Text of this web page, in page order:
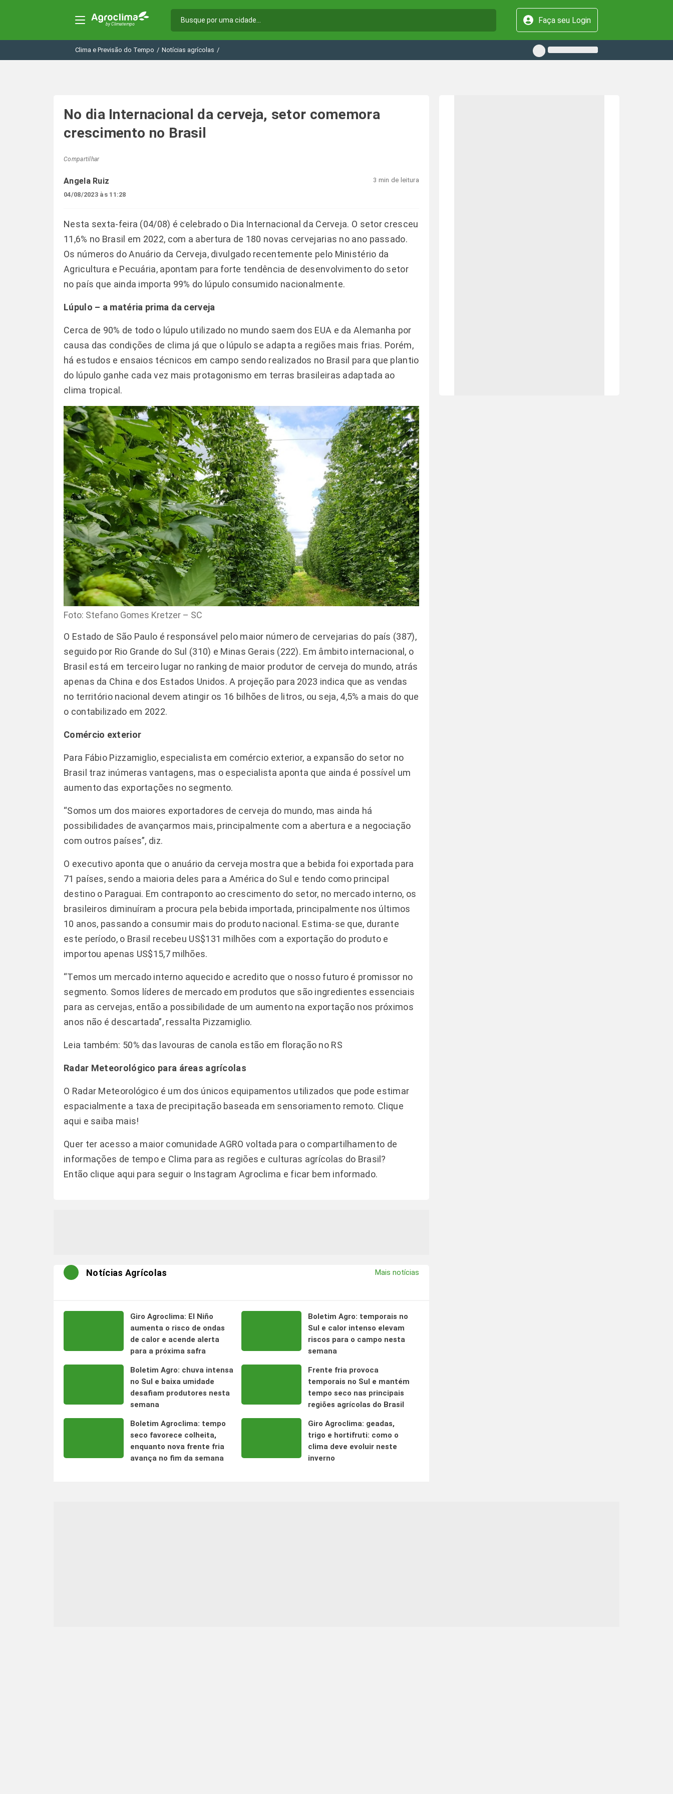
Faça seu Login
Clima e Previsão do Tempo / Notícias agrícolas /
No dia Internacional da cerveja, setor comemora
crescimento no Brasil
Compartilhar
Angela Ruiz
04/08/2023 às 11:28
3 min de leitura
Nesta sexta-feira (04/08) é celebrado o Dia Internacional da Cerveja. O setor cresceu
11,6% no Brasil em 2022, com a abertura de 180 novas cervejarias no ano passado.
Os números do Anuário da Cerveja, divulgado recentemente pelo Ministério da
Agricultura e Pecuária, apontam para forte tendência de desenvolvimento do setor
no país que ainda importa 99% do lúpulo consumido nacionalmente.
Lúpulo – a matéria prima da cerveja
Cerca de 90% de todo o lúpulo utilizado no mundo saem dos EUA e da Alemanha por
causa das condições de clima já que o lúpulo se adapta a regiões mais frias. Porém,
há estudos e ensaios técnicos em campo sendo realizados no Brasil para que plantio
do lúpulo ganhe cada vez mais protagonismo em terras brasileiras adaptada ao
clima tropical.
Foto: Stefano Gomes Kretzer – SC
O Estado de São Paulo é responsável pelo maior número de cervejarias do país (387),
seguido por Rio Grande do Sul (310) e Minas Gerais (222). Em âmbito internacional, o
Brasil está em terceiro lugar no ranking de maior produtor de cerveja do mundo, atrás
apenas da China e dos Estados Unidos. A projeção para 2023 indica que as vendas
no território nacional devem atingir os 16 bilhões de litros, ou seja, 4,5% a mais do que
o contabilizado em 2022.
Comércio exterior
Para Fábio Pizzamiglio, especialista em comércio exterior, a expansão do setor no
Brasil traz inúmeras vantagens, mas o especialista aponta que ainda é possível um
aumento das exportações no segmento.
“Somos um dos maiores exportadores de cerveja do mundo, mas ainda há
possibilidades de avançarmos mais, principalmente com a abertura e a negociação
com outros países”, diz.
O executivo aponta que o anuário da cerveja mostra que a bebida foi exportada para
71 países, sendo a maioria deles para a América do Sul e tendo como principal
destino o Paraguai. Em contraponto ao crescimento do setor, no mercado interno, os
brasileiros diminuíram a procura pela bebida importada, principalmente nos últimos
10 anos, passando a consumir mais do produto nacional. Estima-se que, durante
este período, o Brasil recebeu US$131 milhões com a exportação do produto e
importou apenas US$15,7 milhões.
“Temos um mercado interno aquecido e acredito que o nosso futuro é promissor no
segmento. Somos líderes de mercado em produtos que são ingredientes essenciais
para as cervejas, então a possibilidade de um aumento na exportação nos próximos
anos não é descartada”, ressalta Pizzamiglio.
Leia também: 50% das lavouras de canola estão em floração no RS
Radar Meteorológico para áreas agrícolas
O Radar Meteorológico é um dos únicos equipamentos utilizados que pode estimar
espacialmente a taxa de precipitação baseada em sensoriamento remoto. Clique
aqui e saiba mais!
Quer ter acesso a maior comunidade AGRO voltada para o compartilhamento de
informações de tempo e Clima para as regiões e culturas agrícolas do Brasil?
Então clique aqui para seguir o Instagram Agroclima e ficar bem informado.
Notícias Agrícolas Mais notícias
Giro Agroclima: El Niño
aumenta o risco de ondas
de calor e acende alerta
para a próxima safra
Boletim Agro: temporais no
Sul e calor intenso elevam
riscos para o campo nesta
semana
Boletim Agro: chuva intensa
no Sul e baixa umidade
desafiam produtores nesta
semana
Frente fria provoca
temporais no Sul e mantém
tempo seco nas principais
regiões agrícolas do Brasil
Boletim Agroclima: tempo
seco favorece colheita,
enquanto nova frente fria
avança no fim da semana
Giro Agroclima: geadas,
trigo e hortifruti: como o
clima deve evoluir neste
inverno